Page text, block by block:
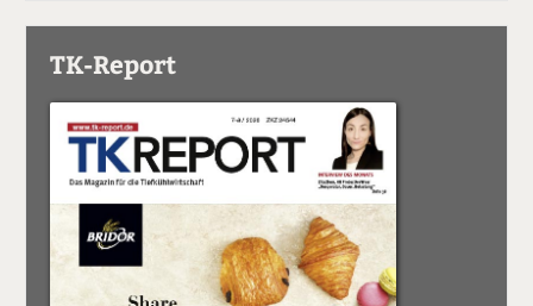
TK-Report